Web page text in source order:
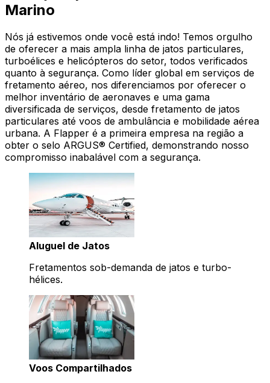
Marino
Nós já estivemos onde você está indo! Temos orgulho
de oferecer a mais ampla linha de jatos particulares,
turboélices e helicópteros do setor, todos verificados
quanto à segurança. Como líder global em serviços de
fretamento aéreo, nos diferenciamos por oferecer o
melhor inventário de aeronaves e uma gama
diversificada de serviços, desde fretamento de jatos
particulares até voos de ambulância e mobilidade aérea
urbana. A Flapper é a primeira empresa na região a
obter o selo ARGUS® Certified, demonstrando nosso
compromisso inabalável com a segurança.
Aluguel de Jatos
Fretamentos sob-demanda de jatos e turbo-
hélices.
Voos Compartilhados